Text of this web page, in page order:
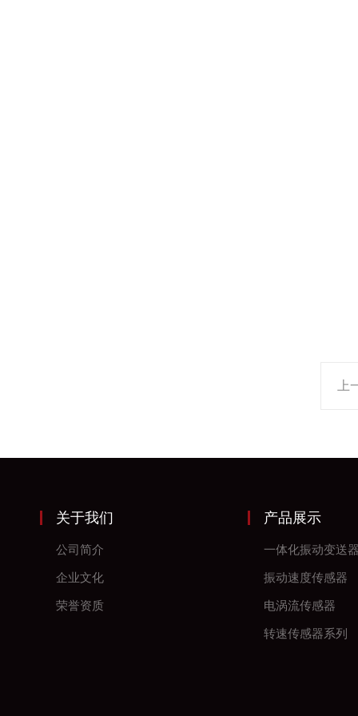
上
关于我们
公司简介
企业文化
荣誉资质
产品展示
一体化振动变送
振动速度传感器
电涡流传感器
转速传感器系列